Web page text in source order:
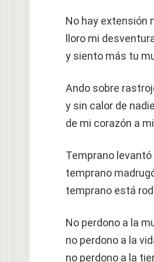
No hay extensión
lloro mi
y siento más tu
Ando sobre
y sin calor de
de mi corazón a
Temprano
temprano
temprano está
No perdono a la
no perdono a la
no perdono a la